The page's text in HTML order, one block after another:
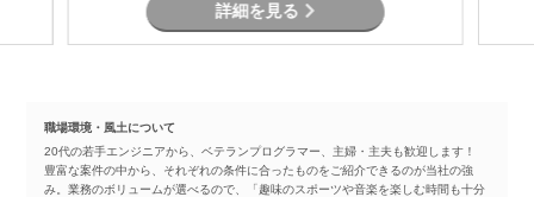
詳細を見る
職場環境・風土について
20代の若手エンジニアから、ベテランプログラマー、主婦・主夫も歓迎します！
豊富な案件の中から、それぞれの条件に合ったものをご紹介できるのが当社の強
み。業務のボリュームが選べるので、「趣味のスポーツや音楽を楽しむ時間も十分